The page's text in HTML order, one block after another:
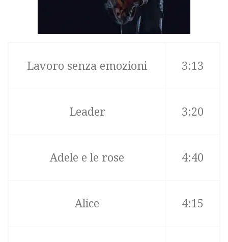
Lavoro senza emozioni 3:13
Leader 3:20
Adele e le rose 4:40
Alice 4:15